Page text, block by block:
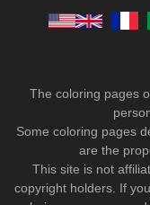
The coloring pages
Some coloring pages
are the
This site is not
copyright holders. If